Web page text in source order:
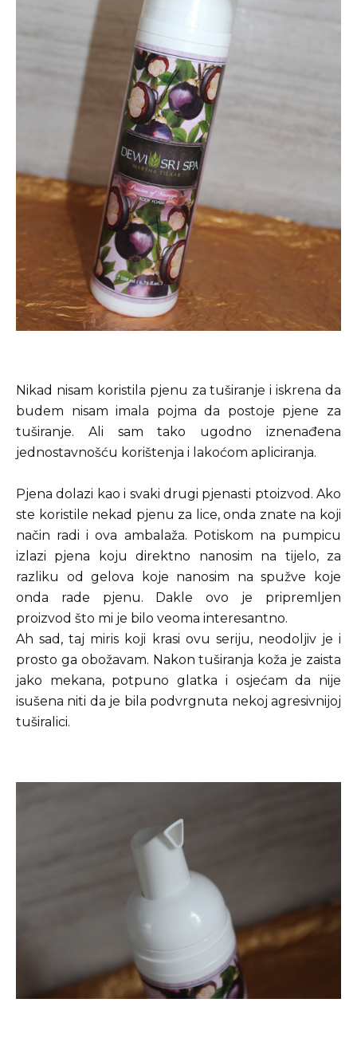
Nikad nisam koristila pjenu za tuširanje i iskrena da
budem nisam imala pojma da postoje pjene za
tuširanje. Ali sam tako ugodno iznenađena
jednostavnošću korištenja i lakoćom apliciranja.
Pjena dolazi kao i svaki drugi pjenasti ptoizvod. Ako
ste koristile nekad pjenu za lice, onda znate na koji
način radi i ova ambalaža. Potiskom na pumpicu
izlazi pjena koju direktno nanosim na tijelo, za
razliku od gelova koje nanosim na spužve koje
onda rade pjenu. Dakle ovo je pripremljen
proizvod što mi je bilo veoma interesantno.
Ah sad, taj miris koji krasi ovu seriju, neodoljiv je i
prosto ga obožavam. Nakon tuširanja koža je zaista
jako mekana, potpuno glatka i osjećam da nije
isušena niti da je bila podvrgnuta nekoj agresivnijoj
tuširalici.